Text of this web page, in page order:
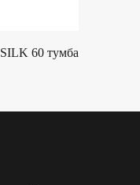
SILK 60 тумба